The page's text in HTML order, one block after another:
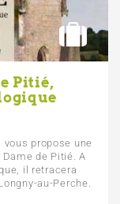
Pitié,
propose une
de Pitié. A
il retracera
au-Perche.